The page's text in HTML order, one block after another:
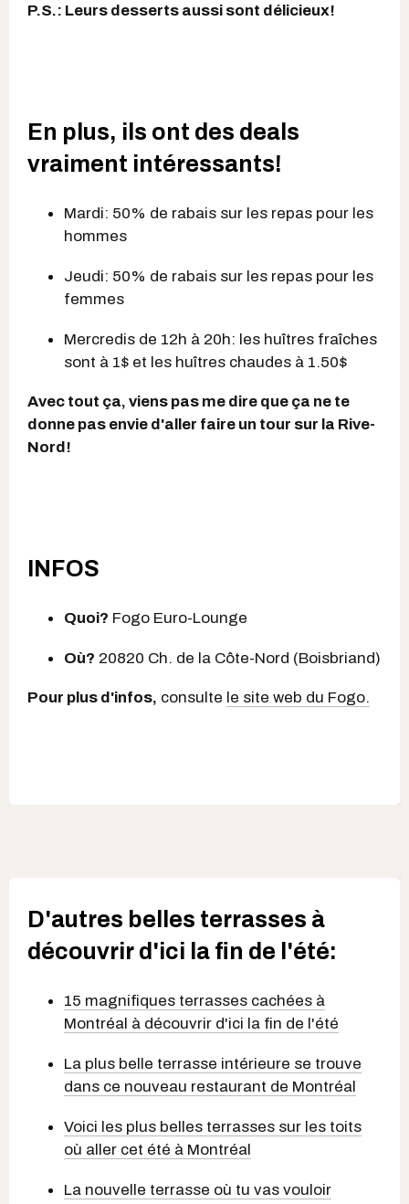
P.S.: Leurs desserts aussi sont délicieux!
En plus, ils ont des deals
vraiment intéressants!
Mardi: 50% de rabais sur les repas pour les
hommes
Jeudi: 50% de rabais sur les repas pour les
femmes
Mercredis de 12h à 20h: les huîtres fraîches
sont à 1$ et les huîtres chaudes à 1.50$
Avec tout ça, viens pas me dire que ça ne te
donne pas envie d'aller faire un tour sur la Rive-
Nord!
INFOS
Quoi? Fogo Euro-Lounge
Où? 20820 Ch. de la Côte-Nord (Boisbriand)
Pour plus d'infos, consulte le site web du Fogo.
D'autres belles terrasses à
découvrir d'ici la fin de l'été:
15 magnifiques terrasses cachées à
Montréal à découvrir d'ici la fin de l'été
La plus belle terrasse intérieure se trouve
dans ce nouveau restaurant de Montréal
Voici les plus belles terrasses sur les toits
où aller cet été à Montréal
La nouvelle terrasse où tu vas vouloir